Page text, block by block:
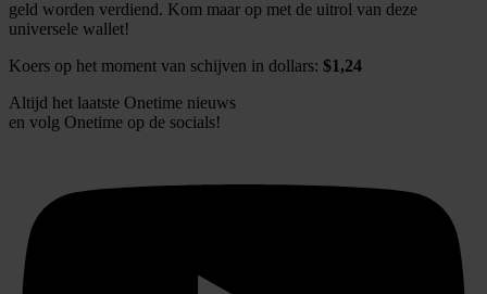
geld worden verdiend. Kom maar op met de uitrol van deze
universele wallet!
Koers op het moment van schijven in dollars: $1,24
Altijd het laatste Onetime nieuws
en volg Onetime op de socials!